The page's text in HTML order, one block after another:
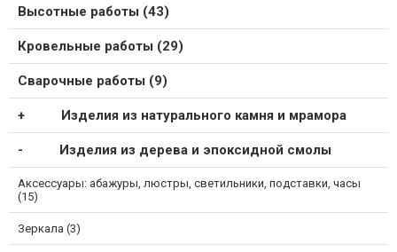
Высотные работы (43)
Кровельные работы (29)
Сварочные работы (9)
Изделия из натурального камня и мрамора
Изделия из дерева и эпоксидной смолы
Аксессуары: абажуры, люстры, светильники, подставки, часы
(15)
Зеркала (3)